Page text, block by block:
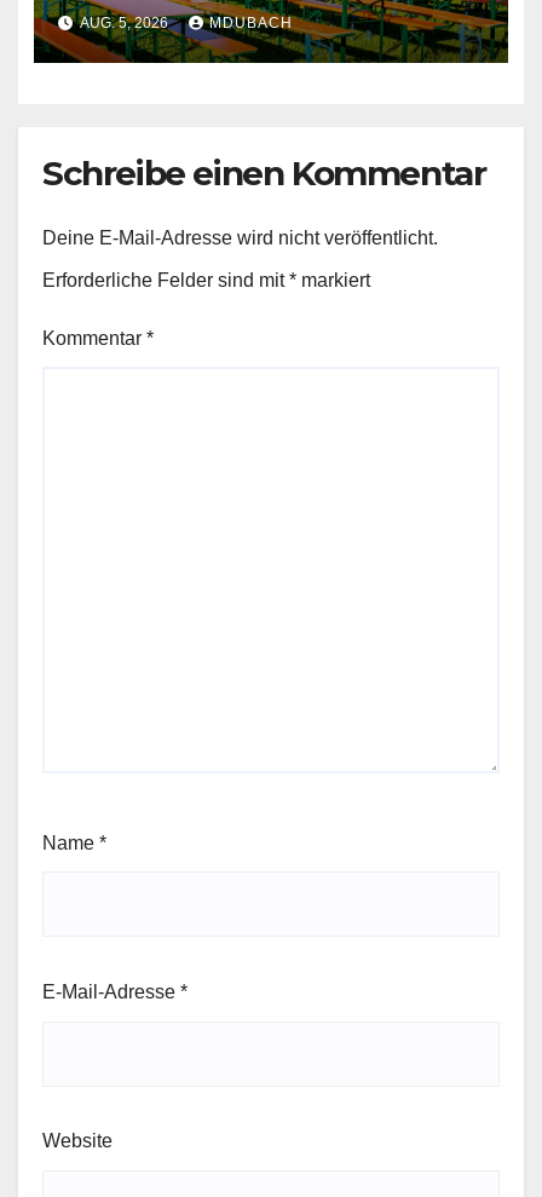
AUG. 5, 2026 MDUBACH
Schreibe einen Kommentar
Deine E-Mail-Adresse wird nicht veröffentlicht.
Erforderliche Felder sind mit* markiert
Kommentar *
Name *
E-Mail-Adresse *
Website